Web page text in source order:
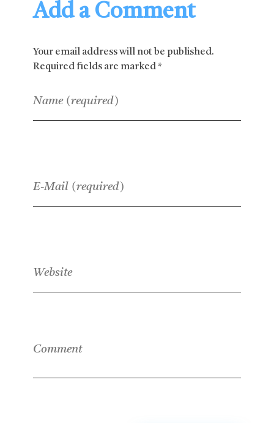
Add a Comment
Your email address will not be published.
Required fields are marked *